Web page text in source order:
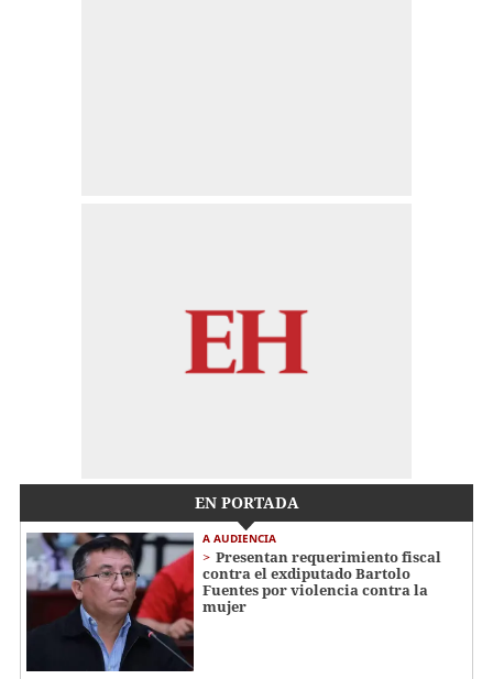
EN PORTADA
A AUDIENCIA
Presentan requerimiento fiscal
contra el exdiputado Bartolo
Fuentes por violencia contra la
mujer